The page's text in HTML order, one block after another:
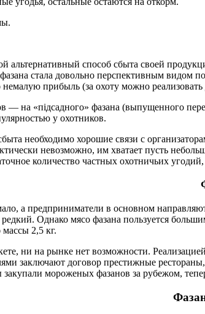
альтернативный способ сбыта своей
стала довольно перспективным
прибыль (за охоту можно
— на «підсадного» фазана (выпущенного
у охотников.
необходимо хорошие связи с
невозможно, им хватает пусть
количество частных охотничьих
а предприниматели в основном
Однако мясо фазана пользуется
2,5 кг.
ни на рынке нет возможности.
заключают договор престижные
закупали мороженых фазанов за рубежом,